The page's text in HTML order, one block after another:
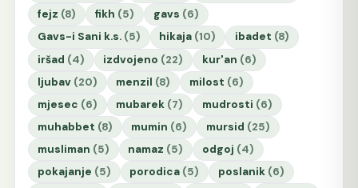
fejz (8) fikh (5) gavs (6)
Gavs-i Sani k.s. (5) hikaja (10) ibadet (8)
iršad (4) izdvojeno (22) kur'an (6)
ljubav (20) menzil (8) milost (6)
mjesec (6) mubarek (7) mudrosti (6)
muhabbet (8) mumin (6) mursid (25)
musliman (5) namaz (5) odgoj (4)
pokajanje (5) porodica (5) poslanik (6)